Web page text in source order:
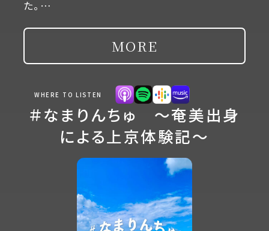
た。…
MORE
WHERE TO LISTEN
＃なまりんちゅ 〜奄美出身
による上京体験記〜